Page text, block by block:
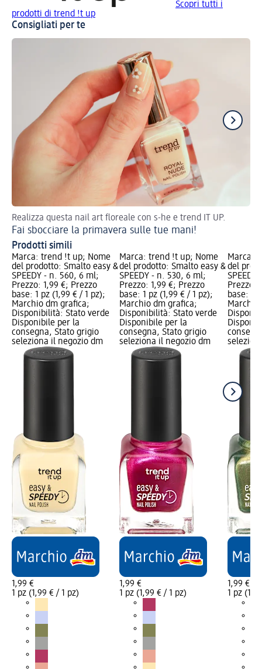
Scopri tutti i
prodotti di trend !t up
Consigliati per te
Realizza questa nail art floreale con s-he e trend IT UP.
Fai sbocciare la primavera sulle tue mani!
Prodotti simili
Marca: trend !t up; Nome
del prodotto: Smalto easy &
SPEEDY - n. 560, 6 ml;
Prezzo: 1,99 €; Prezzo
base: 1 pz (1,99 € / 1 pz);
Marchio dm grafica;
Disponibilità: Stato verde
Disponibile per la
consegna, Stato grigio
seleziona il negozio dm
1,99 €
1 pz (1,99 € / 1 pz)
Marca: trend !t up; Nome
del prodotto: Smalto easy &
SPEEDY - n. 530, 6 ml;
Prezzo: 1,99 €; Prezzo
base: 1 pz (1,99 € / 1 pz);
Marchio dm grafica;
Disponibilità: Stato verde
Disponibile per la
consegna, Stato grigio
seleziona il negozio dm
1,99 €
1 pz (1,99 € / 1 pz)
Marca:
del
Prezzo:
base: 1
Marchio
1,99 €
1 pz